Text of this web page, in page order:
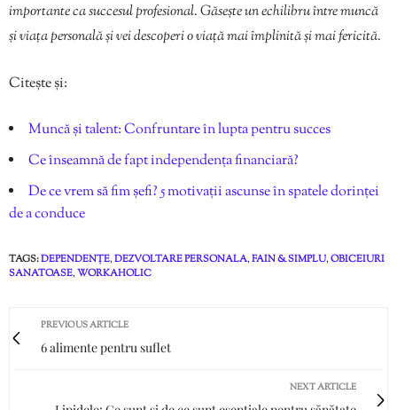
importante ca succesul profesional. Găsește un echilibru între muncă
și viața personală și vei descoperi o viață mai împlinită și mai fericită.
Citește și:
Muncă și talent: Confruntare în lupta pentru succes
Ce înseamnă de fapt independența financiară?
De ce vrem să fim șefi? 5 motivații ascunse în spatele dorinței
de a conduce
TAGS:DEPENDENȚE,DEZVOLTARE PERSONALA,FAIN & SIMPLU,OBICEIURI
SANATOASE,WORKAHOLIC
PREVIOUS ARTICLE
6 alimente pentru suflet
NEXT ARTICLE